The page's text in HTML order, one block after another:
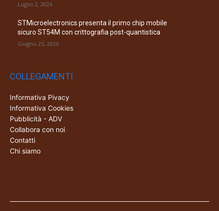
Luglio 2, 2026
STMicroelectronics presenta il primo chip mobile
sicuro ST54M con crittografia post-quantistica
Giugno 25, 2026
COLLEGAMENTI
Informativa Pivacy
Informativa Cookies
Pubblicità - ADV
Collabora con noi
Contatti
Chi siamo